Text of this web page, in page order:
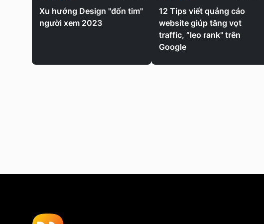
Xu hướng Design "đốn tim"
người xem 2023
12 Tips viết quảng cáo
website giúp tăng vọt
traffic, “leo rank" trên
Google